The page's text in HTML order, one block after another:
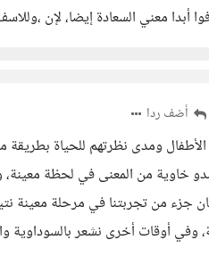
أبدا معني السعادة إيضا، لإن
أضف ردا
ومدى نظرتهم للحياة
تبدو خاوية من المعنى في لحظة
جزء من تجربتنا في مرحلة
وفي أوقات أخرى نشعر